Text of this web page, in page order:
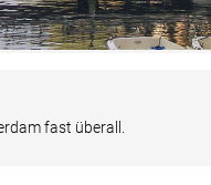
fast überall.